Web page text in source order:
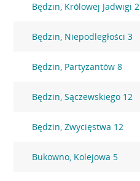
Będzin, Królowej Jadwigi 2
Będzin, Niepodległości 3
Będzin, Partyzantów 8
Będzin, Sączewskiego 12
Będzin, Zwycięstwa 12
Bukowno, Kolejowa 5